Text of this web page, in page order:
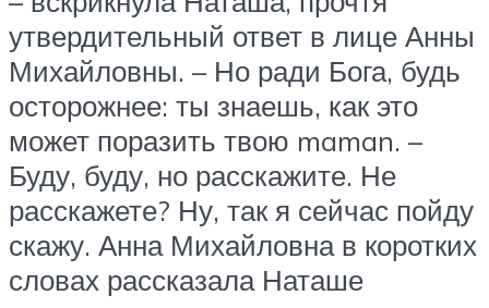
утвердительный ответ в лице Анны
Михайловны. – Но ради Бога, будь
осторожнее: ты знаешь, как это
может поразить твою maman. –
Буду, буду, но расскажите. Не
расскажете? Ну, так я сейчас пойду
скажу. Анна Михайловна в коротких
словах рассказала Наташе